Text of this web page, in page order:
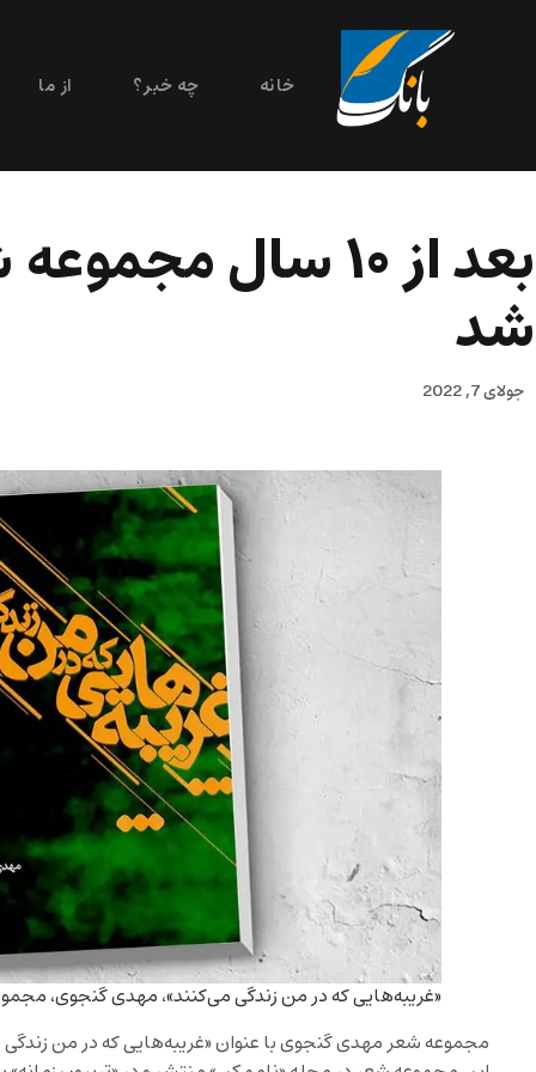
خانه چه خبر؟ از ما
بعد از ۱۰ سال
شد
جولای 7, 2022
«غریبه‌هایی که در من زندگی می‌کنند»، مهدی گنجوی،
مجموعه شعر مهدی گنجوی با عنوان «غریبه‌هایی که در من